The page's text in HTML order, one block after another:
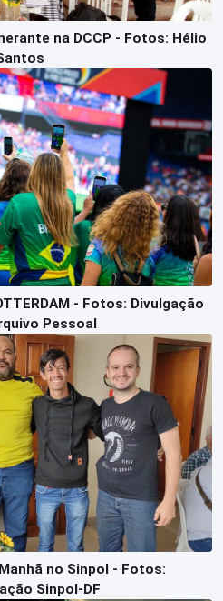
na DCCP - Fotos: Hélio
- Fotos: Divulgação
Pessoal
no Sinpol - Fotos:
Sinpol-DF